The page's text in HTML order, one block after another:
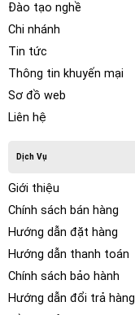
Đào tạo nghề
Chi nhánh
Tin tức
Thông tin khuyến mại
Sơ đồ web
Liên hệ
Dịch Vụ
Giới thiệu
Chính sách bán hàng
Hướng dẫn đặt hàng
Hướng dẫn thanh toán
Chính sách bảo hành
Hướng dẫn đổi trả hàng